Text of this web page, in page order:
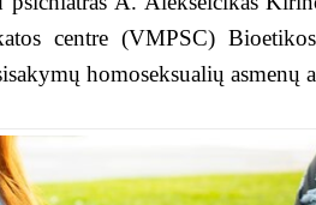
centre (VMPSC)
homoseksualių asmenų